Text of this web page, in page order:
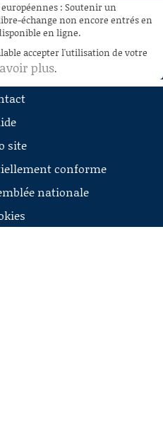
: Soutenir un
échange non encore entrés en
en ligne.
accepter l'utilisation de votre
plus.
site
conforme
nationale